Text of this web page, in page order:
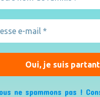
ne spammons pas !